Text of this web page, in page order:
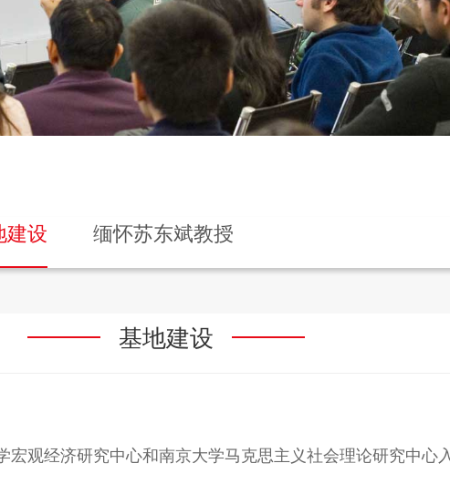
建设 缅怀苏东斌教授
基地建设
观经济研究中心和南京大学马克思主义社会理论研究中心